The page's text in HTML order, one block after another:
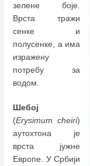
зелене боје.
Врста тражи
сенке и
полусенке, а има
изражену
потребу за
водом.
Шебој
(Erysimum cheiri)
аутохтона је
врста јужне
Европе. У Србији